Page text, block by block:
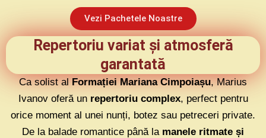
Vezi Pachetele Noastre
Repertoriu variat și atmosferă
garantată
Ca solist alFormației Mariana Cimpoiașu, Marius
Ivanov oferă un repertoriu complex, perfect pentru
orice moment al unei nunți, botez sau petreceri private.
De la balade romantice până la manele ritmate și